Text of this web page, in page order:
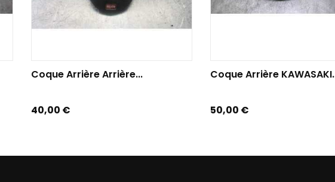
Coque Arrière Arrière...
Prix
40,00 €
Coque Arrière
Prix
50,00 €